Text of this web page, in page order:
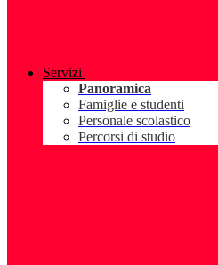
Servizi
Panoramica
Famiglie e studenti
Personale scolastico
Percorsi di studio